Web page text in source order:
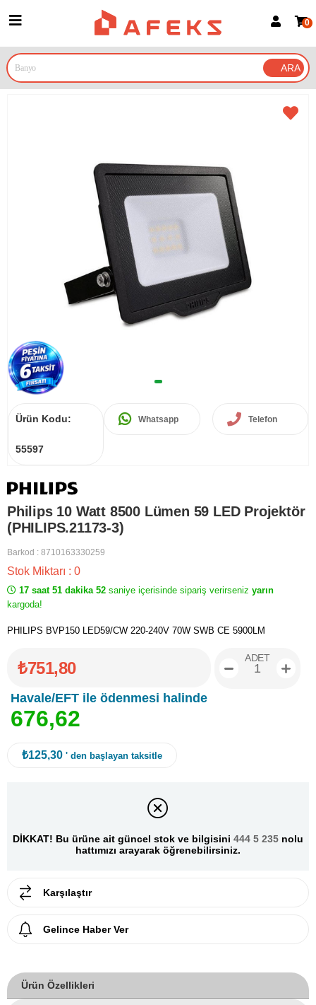
Google İle Bağlan
0
Ürün Kodu:
55597
Whatsapp Telefon
Philips 10 Watt 8500 Lümen 59 LED Projektör
(PHILIPS.21173-3)
Barkod : 8710163330259
Stok Miktarı : 0
17 saat 51 dakika 52 saniye içerisinde sipariş verirseniz yarın
kargoda!
PHILIPS BVP150 LED59/CW 220-240V 70W SWB CE 5900LM
₺751,80
Havale/EFT ile ödenmesi halinde
676,62
ADET
₺125,30 ' den başlayan taksitle
DİKKAT! Bu ürüne ait güncel stok ve bilgisini 444 5 235 nolu
hattımızı arayarak öğrenebilirsiniz.
Karşılaştır
Gelince Haber Ver
Ürün Özellikleri